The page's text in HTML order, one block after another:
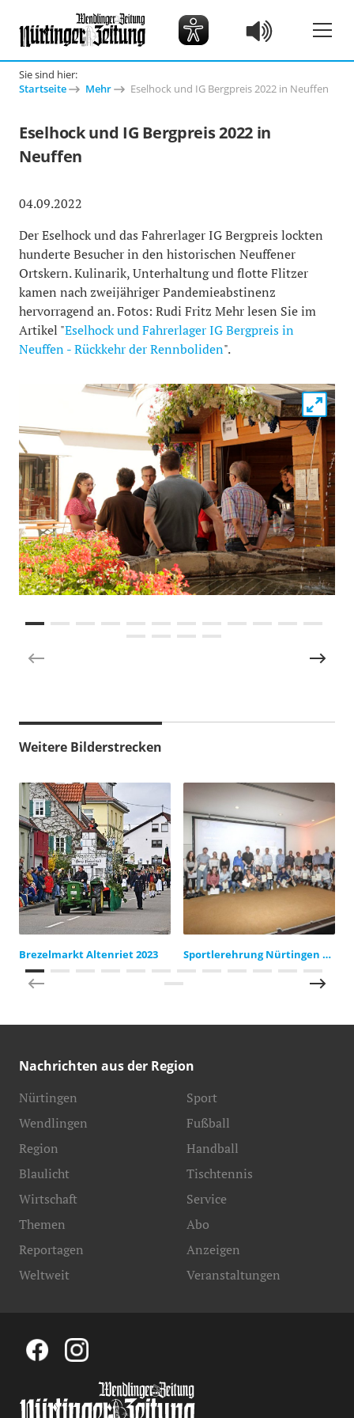
Sie sind hier:
Startseite
Mehr Eselhock und IG Bergpreis 2022 in Neuffen
Eselhock und IG Bergpreis 2022 in
Neuffen
04.09.2022
Der Eselhock und das Fahrerlager IG Bergpreis lockten
hunderte Besucher in den historischen Neuffener
Ortskern. Kulinarik, Unterhaltung und flotte Flitzer
kamen nach zweijähriger Pandemieabstinenz
hervorragend an. Fotos: Rudi Fritz Mehr lesen Sie im
Artikel "Eselhock und Fahrerlager IG Bergpreis in
Neuffen - Rückkehr der Rennboliden".
Weitere Bilderstrecken
Brezelmarkt Altenriet 2023 Sportlerehrung Nürtingen 2023
Nachrichten aus der Region
Nürtingen
Wendlingen
Region
Blaulicht
Sport
Fußball
Handball
Tischtennis
Wirtschaft
Themen
Reportagen
Weltweit
Service
Abo
Anzeigen
Veranstaltungen